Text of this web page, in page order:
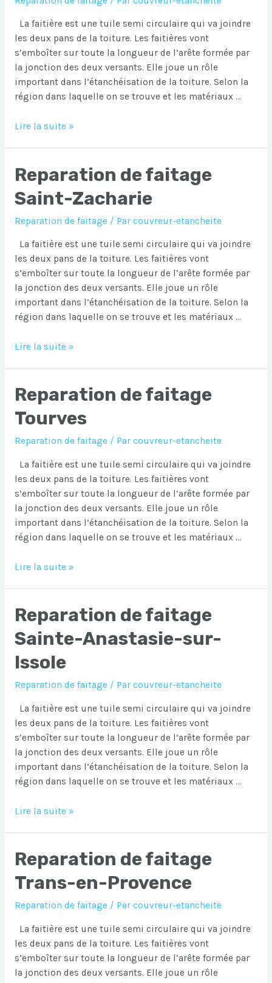
La faitière est une tuile semi circulaire qui va joindre
les deux pans de la toiture. Les faitières vont
s’emboîter sur toute la longueur de l’arête formée par
la jonction des deux versants. Elle joue un rôle
important dans l’étanchéisation de la toiture. Selon la
région dans laquelle on se trouve et les matériaux …
Reparation
Tourrettes
Lire la suite »
Reparation de faitage
Saint-Zacharie
Reparation de faitage/ Par couvreur-etancheite
La faitière est une tuile semi circulaire qui va joindre
les deux pans de la toiture. Les faitières vont
s’emboîter sur toute la longueur de l’arête formée par
la jonction des deux versants. Elle joue un rôle
important dans l’étanchéisation de la toiture. Selon la
région dans laquelle on se trouve et les matériaux …
Reparation
Saint-
Zacharie
Lire la suite »
Reparation de faitage
Tourves
Reparation de faitage/ Par couvreur-etancheite
La faitière est une tuile semi circulaire qui va joindre
les deux pans de la toiture. Les faitières vont
s’emboîter sur toute la longueur de l’arête formée par
la jonction des deux versants. Elle joue un rôle
important dans l’étanchéisation de la toiture. Selon la
région dans laquelle on se trouve et les matériaux …
Reparation
Tourves
Lire la suite »
Reparation de faitage
Sainte-Anastasie-sur-
Issole
Reparation de faitage/ Par couvreur-etancheite
La faitière est une tuile semi circulaire qui va joindre
les deux pans de la toiture. Les faitières vont
s’emboîter sur toute la longueur de l’arête formée par
la jonction des deux versants. Elle joue un rôle
important dans l’étanchéisation de la toiture. Selon la
région dans laquelle on se trouve et les matériaux …
Reparation
Sainte-
Anastasie-
sur-
Lire la suite »
Reparation de faitage
Trans-en-Provence
Reparation de faitage/ Par couvreur-etancheite
La faitière est une tuile semi circulaire qui va joindre
les deux pans de la toiture. Les faitières vont
s’emboîter sur toute la longueur de l’arête formée par
la jonction des deux versants. Elle joue un rôle